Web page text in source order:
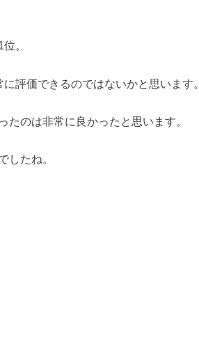
。
評価できるのではないかと思います。
のは非常に良かったと思います。
したね。